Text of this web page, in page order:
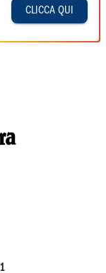
CLICCA QUI